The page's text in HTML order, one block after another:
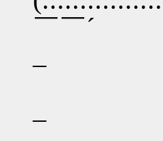
￣
_
！
_